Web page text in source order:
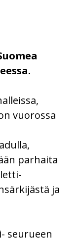
vuorossa
parhaita
ja
seurueen